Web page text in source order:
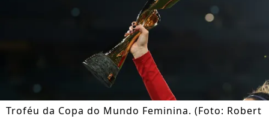
Troféu da Copa do Mundo Feminina. (Foto: Robert